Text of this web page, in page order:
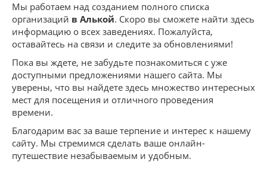
ПРЕДЛОЖЕНИЯ
СТАТЬИ
УСЛУГИ
Мы работаем над созданием полного списка
организаций в Алькой. Скоро вы сможете найти здесь
информацию о всех заведениях. Пожалуйста,
оставайтесь на связи и следите за обновлениями!
Пока вы ждете, не забудьте познакомиться с уже
доступными предложениями нашего сайта. Мы
уверены, что вы найдете здесь множество интересных
мест для посещения и отличного проведения
времени.
Благодарим вас за ваше терпение и интерес к нашему
сайту. Мы стремимся сделать ваше онлайн-
путешествие незабываемым и удобным.